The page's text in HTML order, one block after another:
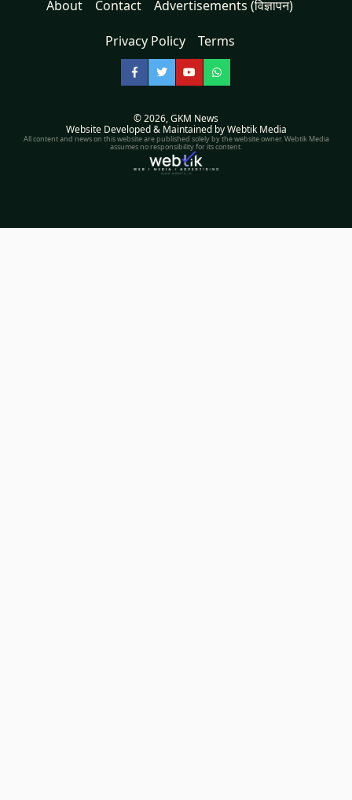
About Contact Advertisements (विज्ञापन)
Privacy Policy Terms
Facebook
TwitterYouTubeWhatsApp
© 2026,GKM News
Website Developed & Maintained by Webtik Media
All content and news on this website are published solely by the website owner. Webtik Media
assumes no responsibility for its content.